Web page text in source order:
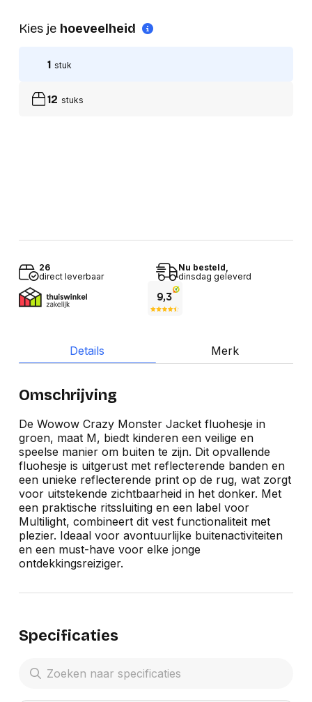
Kies je hoeveelheid
1 stuk
12 stuks
26
direct leverbaar
Nu besteld,
dinsdag geleverd
Details Merk
Omschrijving
De Wowow Crazy Monster Jacket fluohesje in
groen, maat M, biedt kinderen een veilige en
speelse manier om buiten te zijn. Dit opvallende
fluohesje is uitgerust met reflecterende banden en
een unieke reflecterende print op de rug, wat zorgt
voor uitstekende zichtbaarheid in het donker. Met
een praktische ritssluiting en een label voor
Multilight, combineert dit vest functionaliteit met
plezier. Ideaal voor avontuurlijke buitenactiviteiten
en een must-have voor elke jonge
ontdekkingsreiziger.
Specificaties